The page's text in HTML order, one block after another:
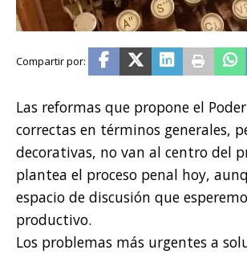
Las reformas que propone el
correctas en términos generales,
decorativas, no van al centro del
plantea el proceso penal hoy,
espacio de discusión que
productivo.
Los problemas más urgentes a